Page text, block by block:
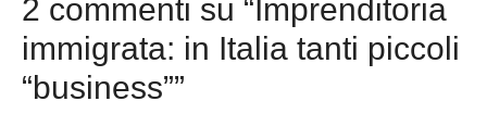
2 commenti su “Imprenditoria
immigrata: in Italia tanti piccoli
“business””